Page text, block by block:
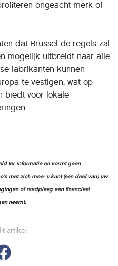
artikel
ongeacht merk of
dat Brussel de regels zal
mogelijk uitbreidt naar alle
fabrikanten kunnen
te vestigen, wat op
biedt voor lokale
ter informatie en vormt geen
met zich mee; u kunt (een deel van) uw
of raadpleeg een financieel
neemt.